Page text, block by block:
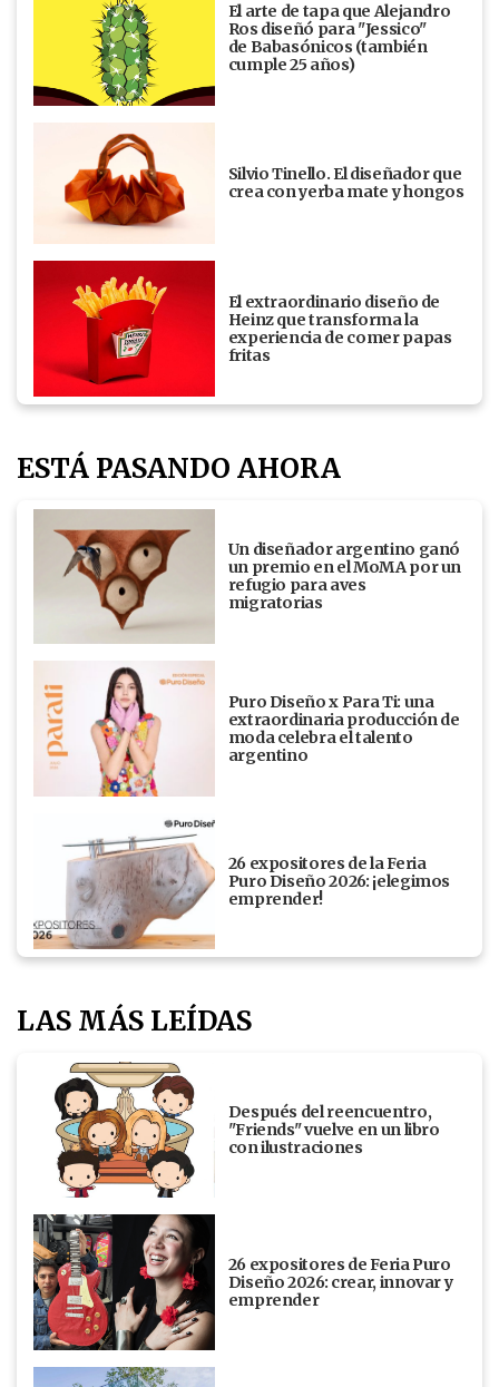
El arte de tapa que Alejandro
Ros diseñó para "Jessico"
de Babasónicos (también
cumple 25 años)
Silvio Tinello. El diseñador que
crea con yerba mate y hongos
El extraordinario diseño de
Heinz que transforma la
experiencia de comer papas
fritas
ESTÁ PASANDO AHORA
Un diseñador argentino ganó
un premio en el MoMA por un
refugio para aves
migratorias
Puro Diseño x Para Ti: una
extraordinaria producción de
moda celebra el talento
argentino
26 expositores de la Feria
Puro Diseño 2026: ¡elegimos
emprender!
LAS MÁS LEÍDAS
Después del reencuentro,
"Friends" vuelve en un libro
con ilustraciones
26 expositores de Feria Puro
Diseño 2026: crear, innovar y
emprender